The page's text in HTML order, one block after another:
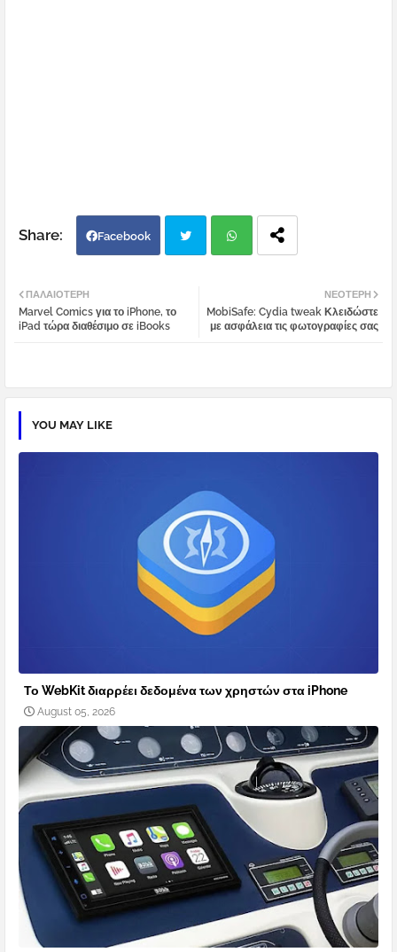
Facebook
tter atsa
ΝΕΌΤΕΡΗ
MobiSafe: Cydia tweak Κλειδώστε
με ασφάλεια τις φωτογραφίες σας
ΠΑΛΑΙΌΤΕΡΗ
Marvel Comics για το iPhone, το
iPad τώρα διαθέσιμο σε iBooks
YOU MAY LIKE
Το WebKit διαρρέει δεδομένα των χρηστών στα iPhone
August 05, 2026